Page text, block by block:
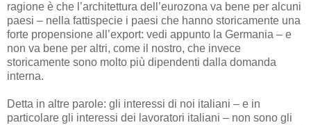
ragione è che l’architettura dell’eurozona va bene per alcuni
paesi – nella fattispecie i paesi che hanno storicamente una
forte propensione all’export: vedi appunto la Germania – e
non va bene per altri, come il nostro, che invece
storicamente sono molto più dipendenti dalla domanda
interna.
Detta in altre parole: gli interessi di noi italiani – e in
particolare gli interessi dei lavoratori italiani – non sono gli